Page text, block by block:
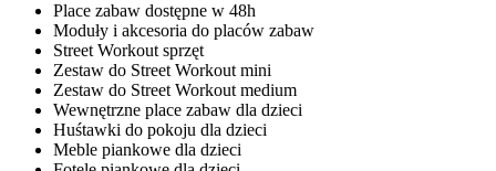
Place zabaw dostępne w 48h
Moduły i akcesoria do placów zabaw
Street Workout sprzęt
Zestaw do Street Workout mini
Zestaw do Street Workout medium
Wewnętrzne place zabaw dla dzieci
Huśtawki do pokoju dla dzieci
Meble piankowe dla dzieci